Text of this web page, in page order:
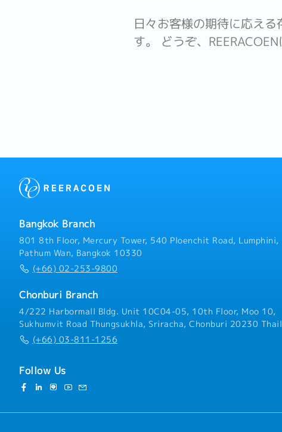
日々お客様の期待に応え
す。 どうぞ、
Bangkok Branch
801 8th Floor, Mercury Tower, 540 Ploenchit Road, Lumphini,
Pathum Wan, Bangkok 10330
(+66) 02-253-9800
Chonburi Branch
4/222 Harbormall Bldg. Unit 10C04-05, 10th Floor, Moo 10,
Sukhumvit Road Thungsukhla, Sriracha, Chonburi 20230
(+66) 03-811-1256
Follow Us